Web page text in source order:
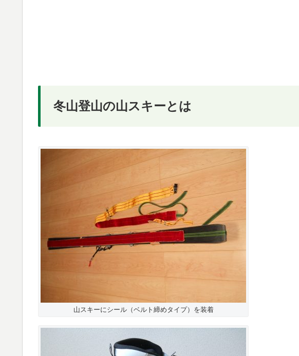
冬山登山の山スキーとは
山スキーにシール（ベルト締めタイプ）を装着